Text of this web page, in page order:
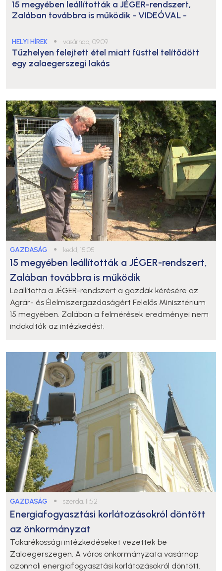
15 megyében leállították a JÉGER-rendszert,
Zalában továbbra is működik - VIDEÓVAL -
HELYI HÍREK ● vasárnap, 09:09
Tűzhelyen felejtett étel miatt füsttel telítődött
egy zalaegerszegi lakás
GAZDASÁG ● kedd, 15:05
15 megyében leállították a JÉGER-rendszert,
Zalában továbbra is működik
Leállította a JÉGER-rendszert a gazdák kérésére az
Agrár- és Élelmiszergazdaságért Felelős Minisztérium
15 megyében. Zalában a felmérések eredményei nem
indokolták az intézkedést.
GAZDASÁG ● szerda, 11:52
Energiafogyasztási korlátozásokról döntött
az önkormányzat
Takarékossági intézkedéseket vezettek be
Zalaegerszegen. A város önkormányzata vasárnap
azonnali energiafogyasztási korlátozásokról döntött.